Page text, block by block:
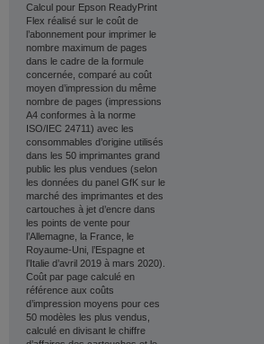
Calcul pour Epson ReadyPrint
Flex réalisé sur le coût de
l’abonnement pour imprimer le
nombre maximum de pages
dans le cadre de la formule
concernée, comparé au coût
moyen d’impression du même
nombre de pages (impressions
A4 conformes à la norme
ISO/IEC 24711) avec les
consommables d’origine utilisés
dans les 50 imprimantes grand
public les plus vendues (selon
les données du panel GfK sur le
marché des imprimantes et des
cartouches à jet d’encre dans
les points de vente pour
l’Allemagne, la France, le
Royaume-Uni, l’Espagne et
l’Italie d’avril 2019 à mars 2020).
Coût par page calculé en
référence aux coûts
d’impression moyens pour ces
50 modèles les plus vendus,
calculé en divisant le chiffre